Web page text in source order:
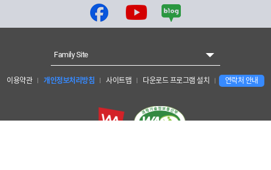
이용약관 개인정보처리방침 사이트맵 다운로드 프로그램 설치 연락처 안내
Family Site